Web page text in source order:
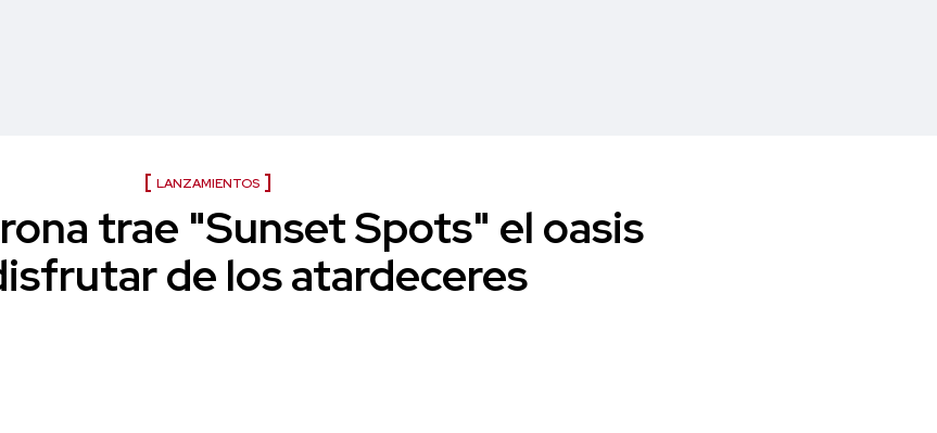
LANZAMIENTOS
trae "Sunset Spots" el oasis
de los atardeceres